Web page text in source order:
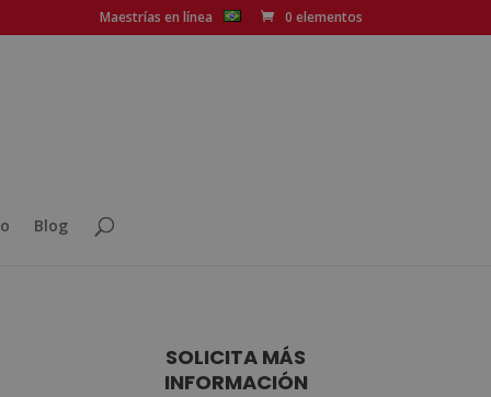
Maestrías en línea 0 elementos
Blog
SOLICITA MÁS
INFORMACIÓN